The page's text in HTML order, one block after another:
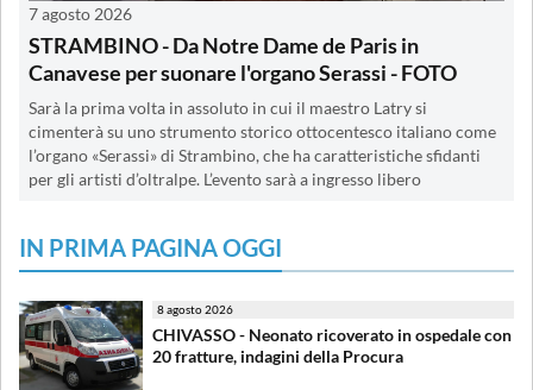
7 agosto 2026
STRAMBINO - Da Notre Dame de Paris in
Canavese per suonare l'organo Serassi - FOTO
Sarà la prima volta in assoluto in cui il maestro Latry si
cimenterà su uno strumento storico ottocentesco italiano come
l’organo «Serassi» di Strambino, che ha caratteristiche sfidanti
per gli artisti d’oltralpe. L’evento sarà a ingresso libero
IN PRIMA PAGINA OGGI
8 agosto 2026
CHIVASSO - Neonato ricoverato in ospedale con
20 fratture, indagini della Procura